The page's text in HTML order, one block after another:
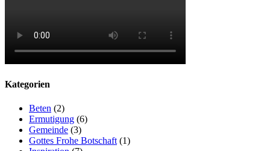
Kategorien
Beten (2)
Ermutigung (6)
Gemeinde (3)
Gottes Frohe Botschaft (1)